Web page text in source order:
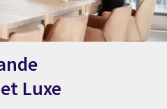
Luxe